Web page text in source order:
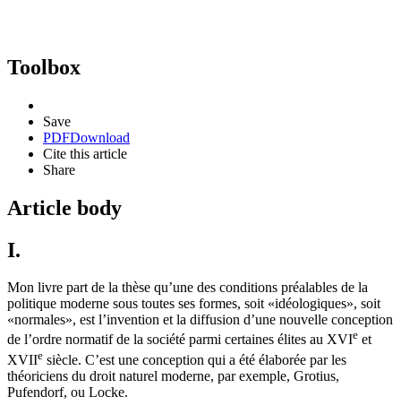
Toolbox
Save
PDFDownload
Cite this article
Share
Article body
I.
Mon livre part de la thèse qu’une des conditions préalables de la
politique moderne sous toutes ses formes, soit «idéologiques», soit
«normales», est l’invention et la diffusion d’une nouvelle conception
de l’ordre normatif de la société parmi certaines élites au XVIe et
XVIIe siècle. C’est une conception qui a été élaborée par les
théoriciens du droit naturel moderne, par exemple, Grotius,
Pufendorf, ou Locke.